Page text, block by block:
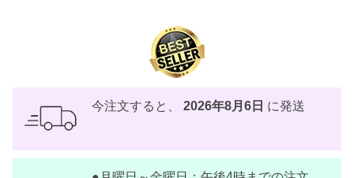
3
m
今注文すると、 2026年8月6日 に発送